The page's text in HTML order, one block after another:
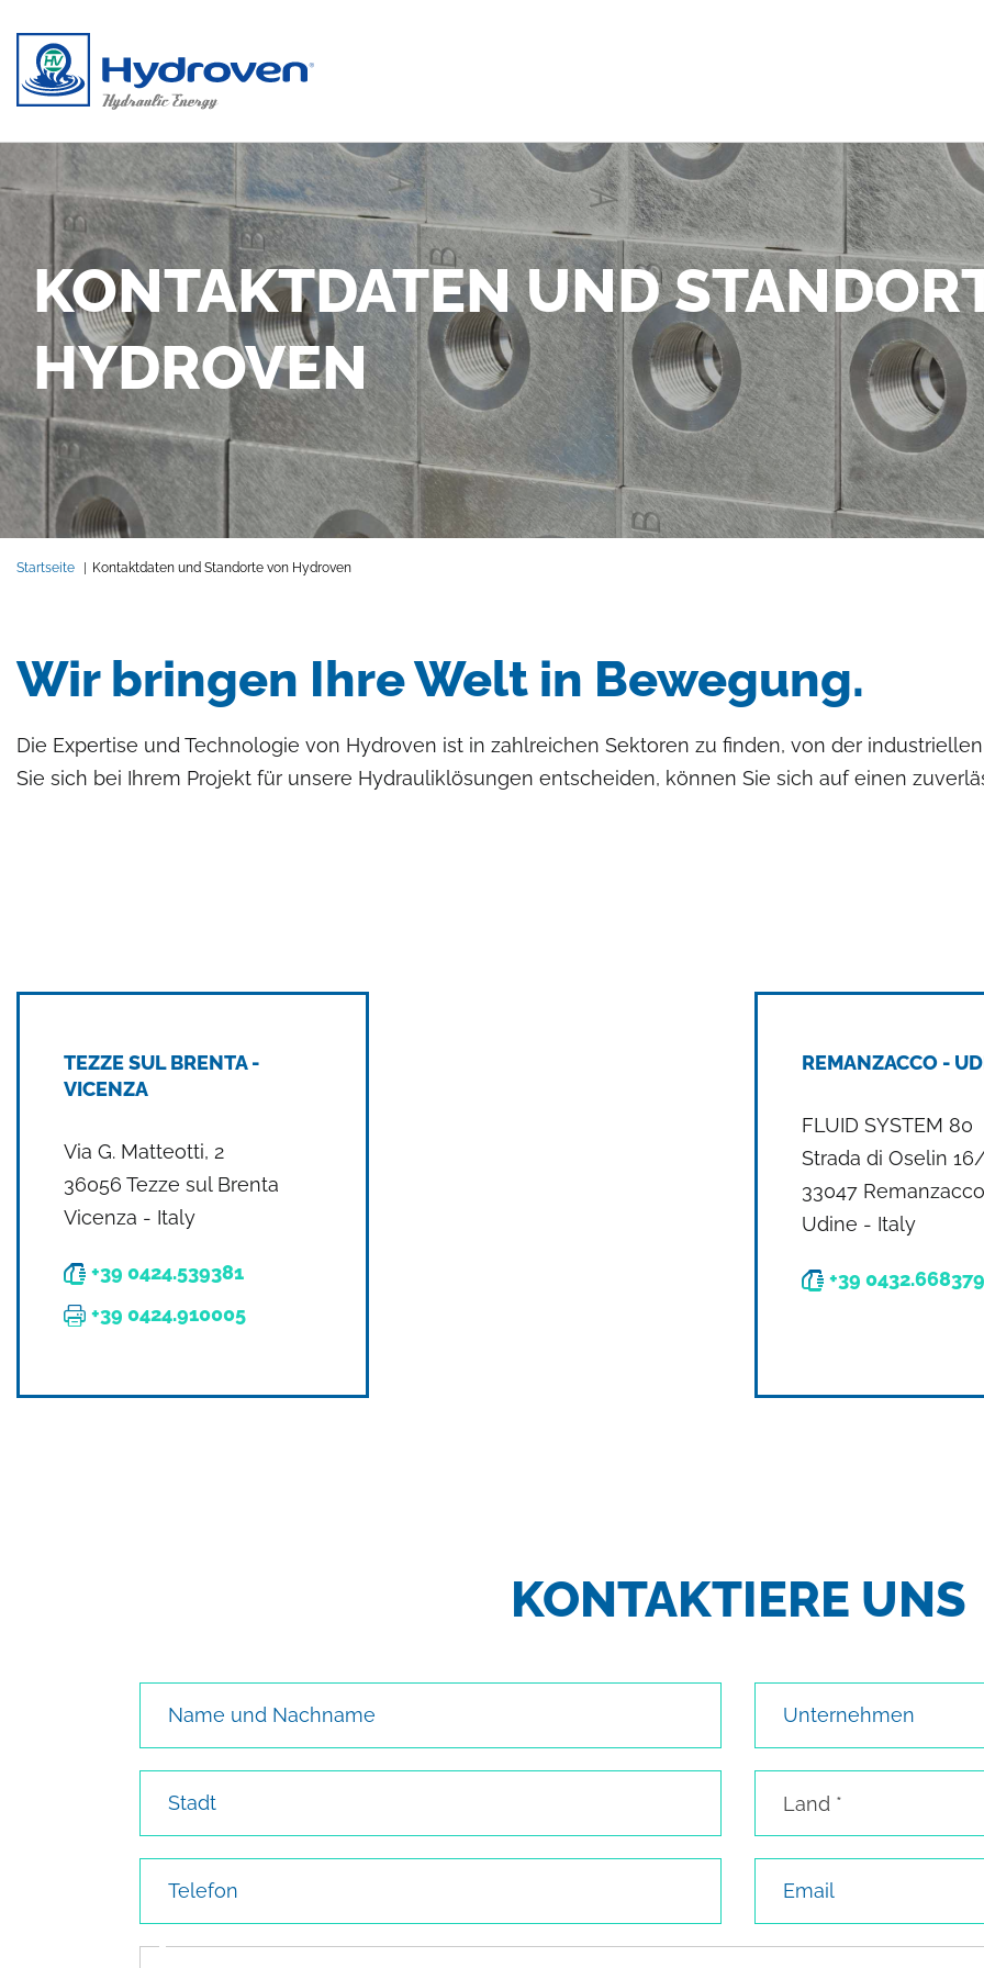
KONTAKTDATEN UND
HYDROVEN
Pfadnavigation
Startseite Kontaktdaten und Standorte von Hydroven
Wir bringen Ihre Welt in Bewegung.
Die Expertise und Technologie von Hydroven ist in zahlreichen Sektoren zu finden, von der
Sie sich bei Ihrem Projekt für unsere Hydrauliklösungen entscheiden, können Sie sich auf einen
TEZZE SUL BRENTA -
VICENZA
Via G. Matteotti, 2
36056 Tezze sul Brenta
Vicenza - Italy
+39 0424.539381
+39 0424.910005
REMANZACCO -
FLUID SYSTEM 80
Strada di Oselin
33047 Remanzacco
Udine - Italy
+39 0432.668379
KONTAKTIERE UNS
Land *